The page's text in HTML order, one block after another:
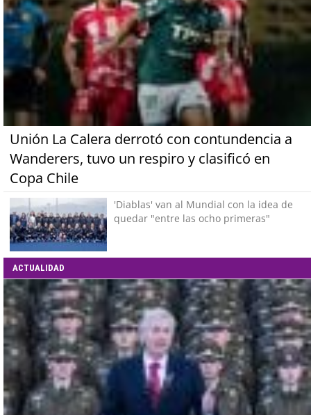
Unión La Calera derrotó con contundencia a
Wanderers, tuvo un respiro y clasificó en
Copa Chile
'Diablas' van al Mundial con la idea de
quedar "entre las ocho primeras"
ACTUALIDAD